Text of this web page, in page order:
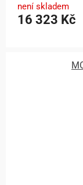
není skladem
16 323 Kč